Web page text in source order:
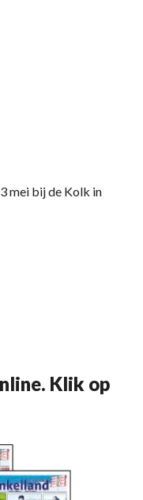
mei bij de Kolk in
Klik op